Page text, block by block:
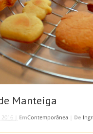
Manteiga
| EmContemporânea De